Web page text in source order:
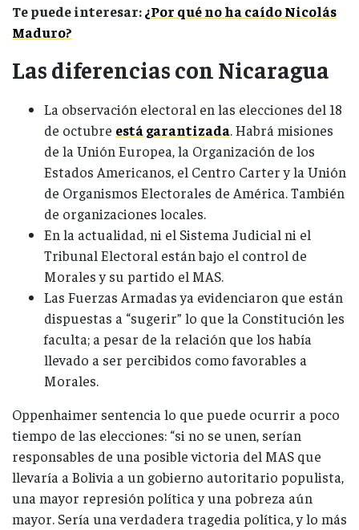
Te puede interesar:¿Por qué no ha caído Nicolás
Maduro?
Las diferencias con Nicaragua
La observación electoral en las elecciones del 18
de octubre está garantizada. Habrá misiones
de la Unión Europea, la Organización de los
Estados Americanos, el Centro Carter y la Unión
de Organismos Electorales de América. También
de organizaciones locales.
En la actualidad, ni el Sistema Judicial ni el
Tribunal Electoral están bajo el control de
Morales y su partido el MAS.
Las Fuerzas Armadas ya evidenciaron que están
dispuestas a “sugerir” lo que la Constitución les
faculta; a pesar de la relación que los había
llevado a ser percibidos como favorables a
Morales.
Oppenhaimer sentencia lo que puede ocurrir a poco
tiempo de las elecciones: “si no se unen, serían
responsables de una posible victoria del MAS que
llevaría a Bolivia a un gobierno autoritario populista,
una mayor represión política y una pobreza aún
mayor. Sería una verdadera tragedia política, y lo más